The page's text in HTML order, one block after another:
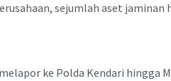
sejumlah aset jaminan
ke Polda Kendari hingga